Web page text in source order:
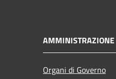
AMMINISTRAZIONE
Organi di Governo